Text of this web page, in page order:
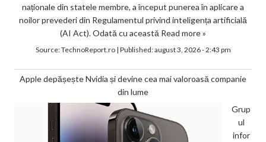
naționale din statele membre, a început punerea în aplicare a
noilor prevederi din Regulamentul privind inteligența artificială
(AI Act). Odată cu această Read more »
Source:TechnoReport.ro| Published:august 3, 2026 - 2:43 pm
Apple depășește Nvidia și devine cea mai valoroasă companie
din lume
Grup
ul
infor